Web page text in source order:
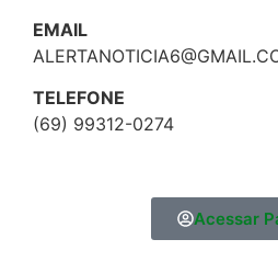
EMAIL
TELEFONE
(69) 99312-0274
Acessar